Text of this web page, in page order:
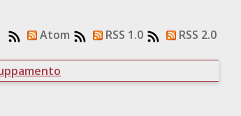
Atom RSS 1.0 RSS 2.0